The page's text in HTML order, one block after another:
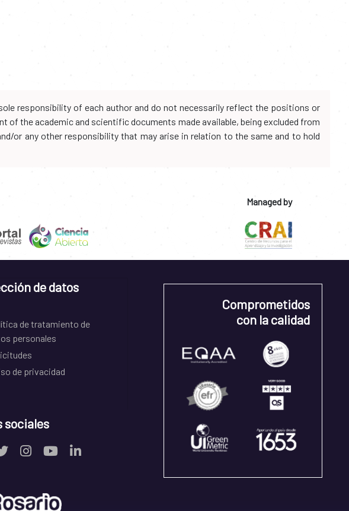
responsibility of each author and do not necessarily reflect the positions or
the academic and scientific documents made available, being excluded from
or any other responsibility that may arise in relation to the same and to hold
Managed by
de datos
de tratamiento de
personales
de privacidad
sociales
Comprometidos
con la calidad